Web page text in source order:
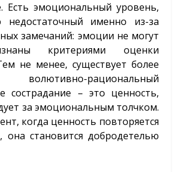
Есть эмоциональный уровень,
именно из-за
замечаний: эмоции не могут
критериями оценки
не менее, существует более
рациональный
сострадание – это ценность,
за эмоциональным толчком.
когда ценность повторяется
она становится добродетелью